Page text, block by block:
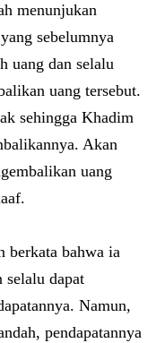
menunjukan
sebelumnya
uang dan selalu
uang tersebut.
sehingga Khadim
Akan
uang
berkata bahwa ia
dapat
Namun,
pendapatannya